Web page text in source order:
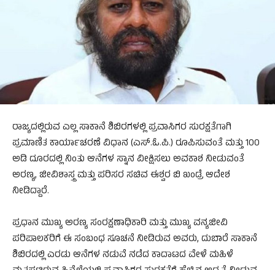
ರಾಜ್ಯದಲ್ಲಿರುವ ಎಲ್ಲ ಸಾಕಾನೆ ಶಿಬಿರಗಳಲ್ಲಿ ಪ್ರವಾಸಿಗರ ಸುರಕ್ಷತೆಗಾಗಿ
ಪ್ರಮಾಣಿತ ಕಾರ್ಯಾಚರಣೆ ವಿಧಾನ (ಎಸ್.ಓ.ಪಿ.) ರೂಪಿಸುವಂತೆ ಮತ್ತು 100
ಅಡಿ ದೂರದಲ್ಲಿ ನಿಂತು ಆನೆಗಳ ಸ್ನಾನ ವೀಕ್ಷಿಸಲು ಅವಕಾಶ ನೀಡುವಂತೆ
ಅರಣ್ಯ, ಜೀವಿಶಾಸ್ತ್ರ ಮತ್ತು ಪರಿಸರ ಸಚಿವ ಈಶ್ವರ ಬಿ ಖಂಡ್ರೆ ಆದೇಶ
ನೀಡಿದ್ದಾರೆ.
ಪ್ರಧಾನ ಮುಖ್ಯ ಅರಣ್ಯ ಸಂರಕ್ಷಣಾಧಿಕಾರಿ ಮತ್ತು ಮುಖ್ಯ ವನ್ಯಜೀವಿ
ಪರಿಪಾಲಕರಿಗೆ ಈ ಸಂಬಂಧ ಸೂಚನೆ ನೀಡಿರುವ ಅವರು, ದುಬಾರೆ ಸಾಕಾನೆ
ಶಿಬಿರದಲ್ಲಿ ಎರಡು ಆನೆಗಳ ನಡುವೆ ನಡೆದ ಕಾದಾಟದ ವೇಳೆ ಮಹಿಳೆ